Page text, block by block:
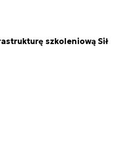
szkoleniową Sił